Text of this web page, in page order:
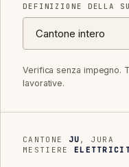
DEFINIZIONE DELLA
Verifica senza impegno.
lavorative.
CANTONE JU , JURA
MESTIERE